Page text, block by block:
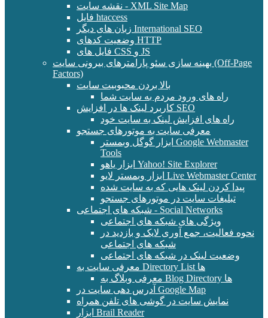
نقشه سایت - XML Site Map
فایل htaccess
زبان های دیگر International SEO
وضعیت کدهای HTTP
فایل های CSS و JS
بهینه سازی سئو پارامترهای بیرونی سایت (Off-Page
Factors)
بالا بردن محبوبیت سایت
راه های ورود مردم به سایت شما
کاربرد لینک ها در افزایش SEO
راه های افزایش لینک به سایت خود
معرفی سایت به موتورهای جستجو
ابزار گوگل وبمستر Google Webmaster
Tools
ابزار یاهو Yahoo! Site Explorer
ابزار وبمستر لایو Live Webmaster Center
پیدا کردن لینک هایی که به سایت شده
تبلیغات سایت در موتورهای جستجو
شبکه های اجتماعی - Social Networks
ویژگی های شبکه های اجتماعی
نحوه فعالیت، جمع آوری لایک و بازدید در
شبکه های اجتماعی
وضعیت لینک در شبکه های اجتماعی
معرفی سایت به Directory List ها
معرفی وبلاگ به Blog Directory ها
آدرس دهی سایت در Google Map
نمایش سایت در گوشی های تلفن همراه
ابزار Brail Reader